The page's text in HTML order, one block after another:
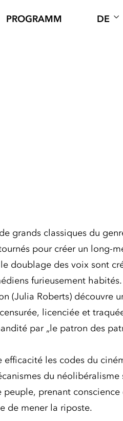
PROGRAMM DE
grands classiques du
pour créer un long-
doublage des voix sont
furieusement
(Julia Roberts) découvre
licenciée et
par „le patron des
les codes du
du néolibéralisme
prenant conscience
de mener la riposte.